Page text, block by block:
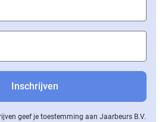
geef je toestemming aan Jaarbeurs B.V.